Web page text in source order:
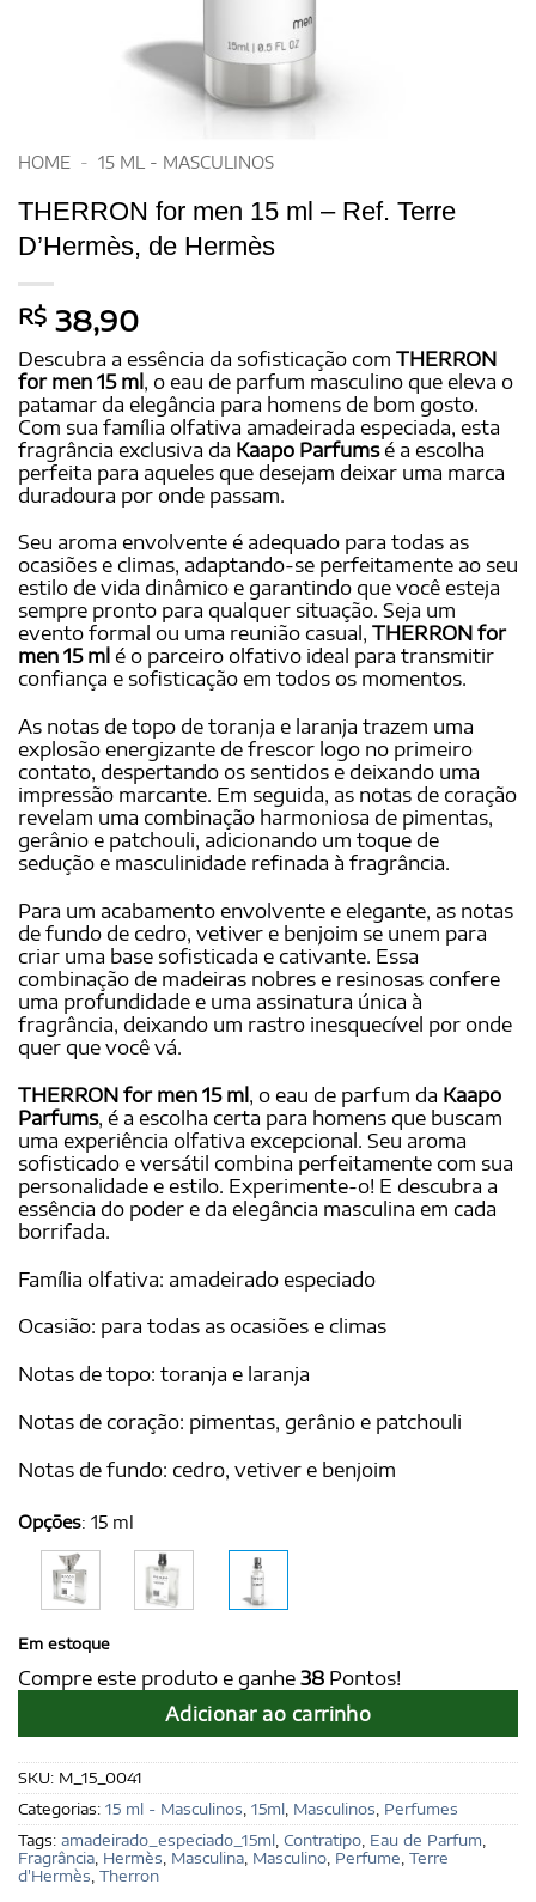
HOME - 15 ML - MASCULINOS
THERRON for men 15 ml – Ref. Terre
D’Hermès, de Hermès
R$ 38,90
Descubra a essência da sofisticação com THERRON
for men 15 ml, o eau de parfum masculino que eleva o
patamar da elegância para homens de bom gosto.
Com sua família olfativa amadeirada especiada, esta
fragrância exclusiva da Kaapo Parfumsé a escolha
perfeita para aqueles que desejam deixar uma marca
duradoura por onde passam.
Seu aroma envolvente é adequado para todas as
ocasiões e climas, adaptando-se perfeitamente ao seu
estilo de vida dinâmico e garantindo que você esteja
sempre pronto para qualquer situação. Seja um
evento formal ou uma reunião casual, THERRON for
men 15 ml é o parceiro olfativo ideal para transmitir
confiança e sofisticação em todos os momentos.
As notas de topo de toranja e laranja trazem uma
explosão energizante de frescor logo no primeiro
contato, despertando os sentidos e deixando uma
impressão marcante. Em seguida, as notas de coração
revelam uma combinação harmoniosa de pimentas,
gerânio e patchouli, adicionando um toque de
sedução e masculinidade refinada à fragrância.
Para um acabamento envolvente e elegante, as notas
de fundo de cedro, vetiver e benjoim se unem para
criar uma base sofisticada e cativante. Essa
combinação de madeiras nobres e resinosas confere
uma profundidade e uma assinatura única à
fragrância, deixando um rastro inesquecível por onde
quer que você vá.
THERRON for men 15 ml, o eau de parfum da Kaapo
Parfums, é a escolha certa para homens que buscam
uma experiência olfativa excepcional. Seu aroma
sofisticado e versátil combina perfeitamente com sua
personalidade e estilo. Experimente-o! E descubra a
essência do poder e da elegância masculina em cada
borrifada.
Família olfativa: amadeirado especiado
Ocasião: para todas as ocasiões e climas
Notas de topo: toranja e laranja
Notas de coração: pimentas, gerânio e patchouli
Notas de fundo: cedro, vetiver e benjoim
Opções: 15 ml
Em estoque
Compre este produto e ganhe 38 Pontos!
Adicionar ao carrinho
SKU: M_15_0041
Categorias: 15 ml - Masculinos, 15ml, Masculinos, Perfumes
Tags: amadeirado_especiado_15ml, Contratipo, Eau de Parfum,
Fragrância, Hermès, Masculina, Masculino, Perfume, Terre
d'Hermès, Therron